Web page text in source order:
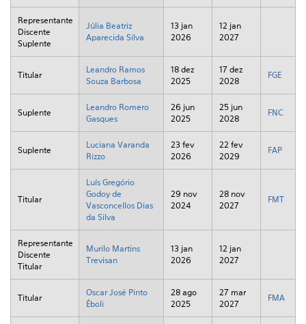
Representante
Discente
Suplente
Júlia Beatriz
Aparecida Silva
13 jan
2026
12 jan
2027
Titular
Leandro Ramos
Souza Barbosa
18 dez
2025
17 dez
2028
FGE
Suplente
Leandro Romero
Gasques
26 jun
2025
25 jun
2028
FNC
Suplente
Luciana Varanda
Rizzo
23 fev
2026
22 fev
2029
FAP
Titular
Luís Gregório
Godoy de
Vasconcellos Dias
da Silva
29 nov
2024
28 nov
2027
FMT
Representante
Discente
Titular
Murilo Martins
Trevisan
13 jan
2026
12 jan
2027
Titular
Oscar José Pinto
Éboli
28 ago
2025
27 mar
2027
FMA